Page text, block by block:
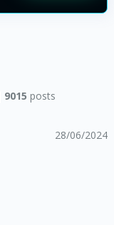
9015 posts
28/06/2024